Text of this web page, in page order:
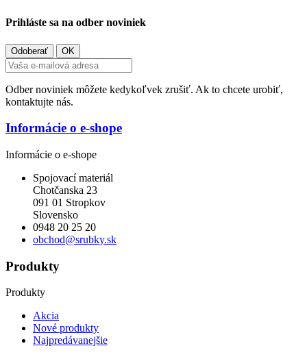
Prihláste sa na odber noviniek
Odber noviniek môžete kedykoľvek zrušiť. Ak to chcete urobiť,
kontaktujte nás.
Informácie o e-shope
Informácie o e-shope
Spojovací materiál
Chotčanska 23
091 01 Stropkov
Slovensko
0948 20 25 20
obchod@srubky.sk
Produkty
Produkty
Akcia
Nové produkty
Najpredávanejšie